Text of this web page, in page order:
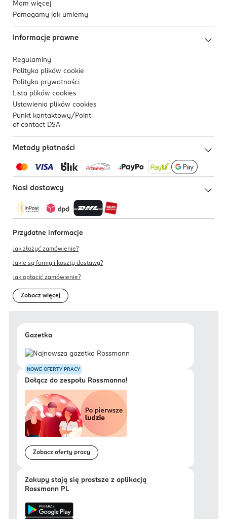
Mam więcej
Pomagamy jak umiemy
Informacje prawne
Regulaminy
Polityka plików cookie
Polityka prywatności
Lista plików cookies
Ustawienia plików cookies
Punkt kontaktowy/ Point
of contact DSA
Metody płatności
Nasi dostawcy
Przydatne informacje
Jak złożyć zamówienie?
Jakie są formy i koszty dostawy?
Jak opłacić zamówienie?
Zobacz więcej
Gazetka
NOWE OFERTY PRACY
Dołącz do zespołu Rossmanna!
Zobacz oferty pracy
Zakupy stają się prostsze z aplikacją
Rossmann PL